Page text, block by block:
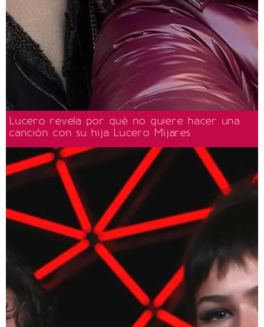
Lucero revela por qué no quiere hacer una
canción con su hija Lucero Mijares